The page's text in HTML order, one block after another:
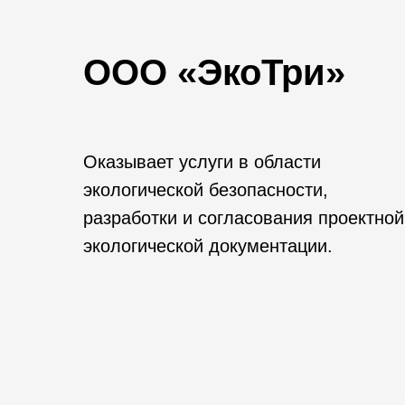
Оказывает услуги в области
экологической безопасности,
разработки и согласования проектной
экологической документации.
ООО «ЭкоТри»